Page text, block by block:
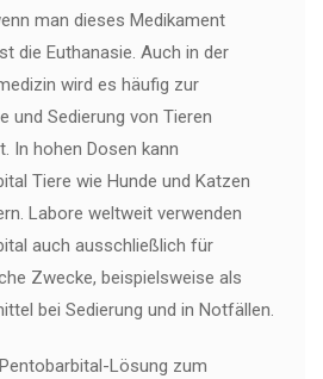
man dieses Medikament
die Euthanasie. Auch in der
wird es häufig zur
und Sedierung von Tieren
In hohen Dosen kann
Tiere wie Hunde und Katzen
Labore weltweit verwenden
auch ausschließlich für
Zwecke, beispielsweise als
bei Sedierung und in Notfällen.
Lösung zum